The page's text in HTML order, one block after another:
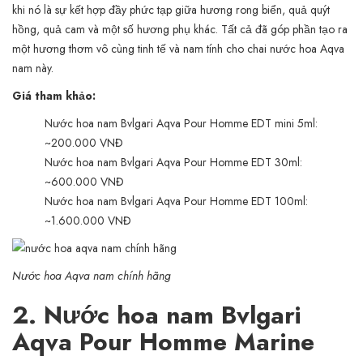
khi nó là sự kết hợp đầy phức tạp giữa hương rong biển, quả quýt
hồng, quả cam và một số hương phụ khác. Tất cả đã góp phần tạo ra
một hương thơm vô cùng tinh tế và nam tính cho chai nước hoa Aqva
nam này.
Giá tham khảo:
Nước hoa nam Bvlgari Aqva Pour Homme EDT mini 5ml:
~200.000 VNĐ
Nước hoa nam Bvlgari Aqva Pour Homme EDT 30ml:
~600.000 VNĐ
Nước hoa nam Bvlgari Aqva Pour Homme EDT 100ml:
~1.600.000 VNĐ
Nước hoa Aqva nam chính hãng
2. Nước hoa nam Bvlgari
Aqva Pour Homme Marine